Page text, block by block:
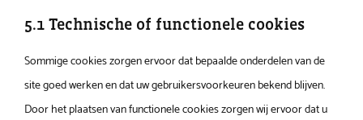
5.1 Technische of functionele cookies
Sommige cookies zorgen ervoor dat bepaalde onderdelen van de
site goed werken en dat uw gebruikersvoorkeuren bekend blijven.
Door het plaatsen van functionele cookies zorgen wij ervoor dat u